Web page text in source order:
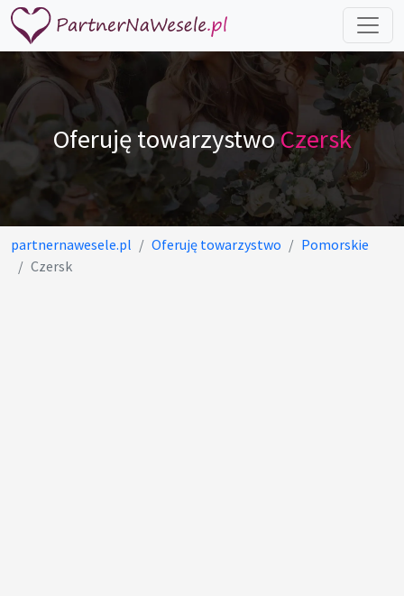
Oferuję towarzystwoCzersk
partnernawesele.pl Oferuję towarzystwo
Pomorskie
Czersk